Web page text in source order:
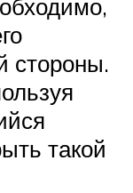
стороны.
такой